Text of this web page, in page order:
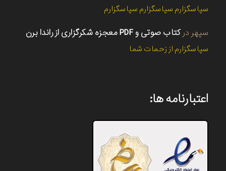
سپاسگزارم سپاسگزارم سپاسگزارم
سپهر درکتاب صوتی و PDF معجزه شکرگزاری از راندا برن
سپاسگزارم از زحمات شما
اعتبارنامه ها: